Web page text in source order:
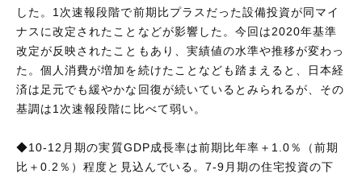
した。1次速報段階で前期比プラスだった設備投資が同マイ
ナスに改定されたことなどが影響した。今回は2020年基準
改定が反映されたこともあり、実績値の水準や推移が変わっ
た。個人消費が増加を続けたことなども踏まえると、日本経
済は足元でも緩やかな回復が続いているとみられるが、その
基調は1次速報段階に比べて弱い。
◆10-12月期の実質GDP成長率は前期比年率＋1.0％（前期
比＋0.2％）程度と見込んでいる。7-9月期の住宅投資の下